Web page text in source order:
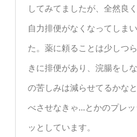
してみてましたが、全然良
自力排便がなくなってしま
た。薬に頼ることは少しつ
きに排便があり、浣腸をし
の苦しみは減らせてるかな
べさせなきゃ…とかのプレ
ッとしています。